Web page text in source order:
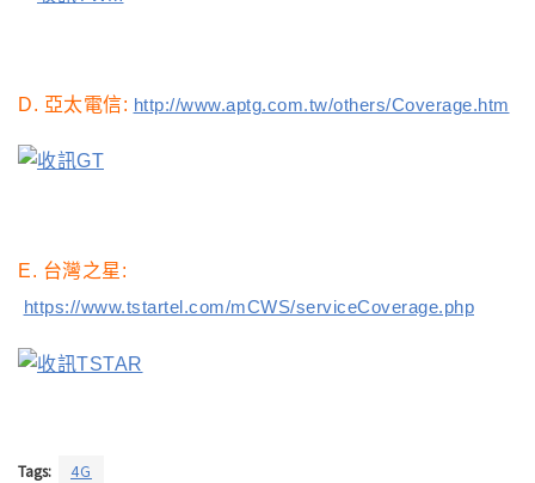
D. 亞太電信: http://www.aptg.com.tw/others/Coverage.htm
E. 台灣之星 :
https://www.tstartel.com/mCWS/serviceCoverage.php
Tags: 4G